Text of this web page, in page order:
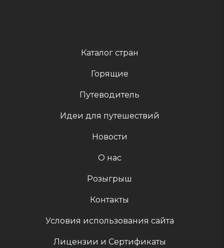
Каталог стран
Горящие
Путеводитель
Идеи для путешествий
Новости
О нас
Розыгрыш
Контакты
Условия использования сайта
Лицензии и Сертификаты